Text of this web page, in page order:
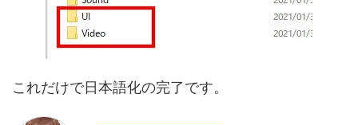
これだけで日本語化の完了です。